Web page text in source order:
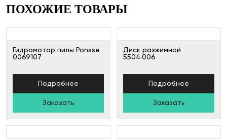
ПОХОЖИЕ ТОВАРЫ
Гидромотор пилы Ponsse
0069107
Подробнее
Заказать
Диск разжимной
5504.006
Подробнее
Заказать